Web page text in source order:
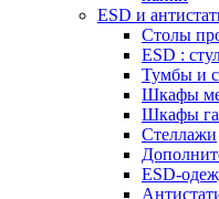
ESD и
Столы
ESD :
Тумбы и
Шкафы
Шкафы
Стеллажи
ESD-